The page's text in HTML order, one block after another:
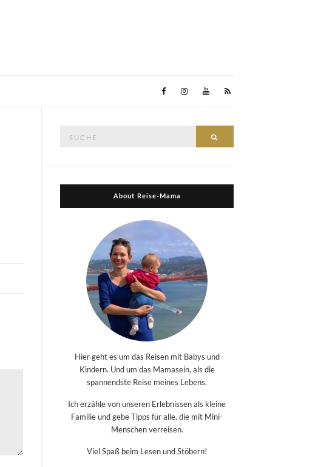
About Reise-Mama
Hier geht es um das Reisen mit Babys und
Kindern. Und um das Mamasein, als die
spannendste Reise meines Lebens.
Ich erzähle von unseren Erlebnissen als kleine
Familie und gebe Tipps für alle, die mit Mini-
Menschen verreisen.
Viel Spaß beim Lesen und Stöbern!